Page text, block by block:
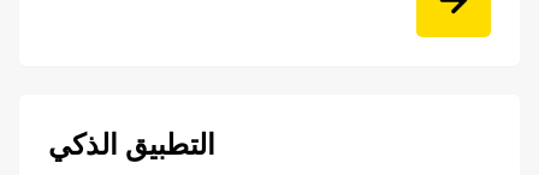
التطبيق الذكي